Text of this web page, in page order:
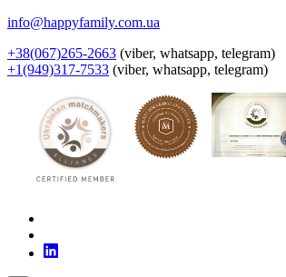
info@happyfamily.com.ua
+38(067)265-2663 (viber, whatsapp, telegram)
+1(949)317-7533 (viber, whatsapp, telegram)